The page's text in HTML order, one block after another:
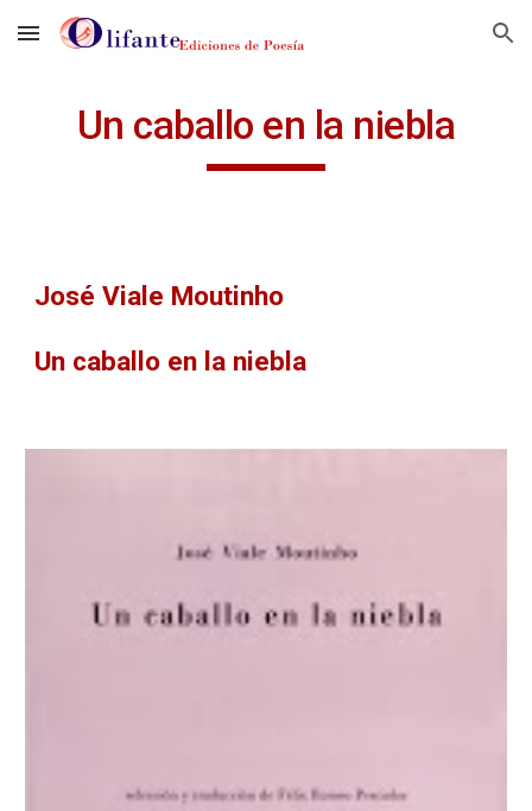
Skip to main content Skip to navigation
Un caballo en la niebla
José Viale Moutinho
Un caballo en la niebla